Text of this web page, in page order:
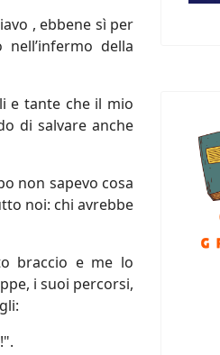
, ebbene sì per
della
e tante che il mio
di salvare anche
non sapevo cosa
noi: chi avrebbe
braccio e me lo
i suoi percorsi,